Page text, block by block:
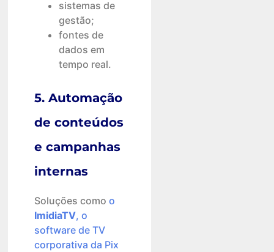
sistemas de
gestão;
fontes de
dados em
tempo real.
5. Automação
de conteúdos
e campanhas
internas
Soluções como o
ImidiaTV, o
software de TV
corporativa da Pix